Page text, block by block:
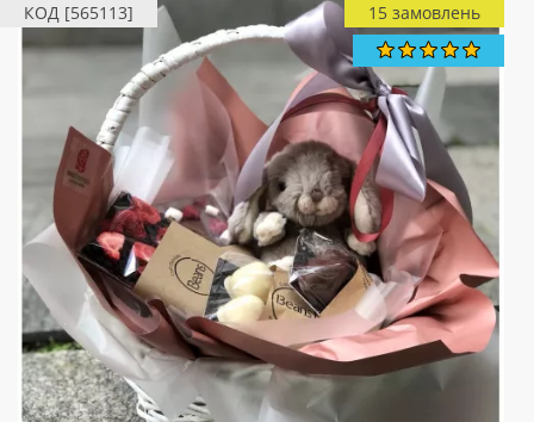
КОД [565113] 15 замовлень